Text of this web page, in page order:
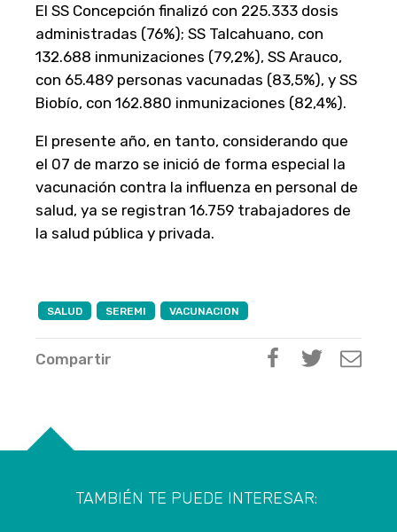
El SS Concepción finalizó con 225.333 dosis
administradas (76%); SS Talcahuano, con
132.688 inmunizaciones (79,2%), SS Arauco,
con 65.489 personas vacunadas (83,5%), y SS
Biobío, con 162.880 inmunizaciones (82,4%).
El presente año, en tanto, considerando que
el 07 de marzo se inició de forma especial la
vacunación contra la influenza en personal de
salud, ya se registran 16.759 trabajadores de
la salud pública y privada.
SALUD SEREMI VACUNACION
Compartir
TAMBIÉN TE PUEDE INTERESAR: